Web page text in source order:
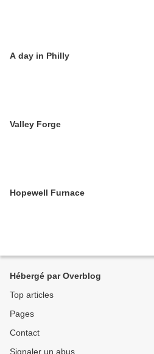
A day in Philly
Valley Forge
Hopewell Furnace
Hébergé par Overblog
Top articles
Pages
Contact
Signaler un abus